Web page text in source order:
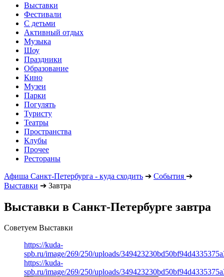
Выставки
Фестивали
С детьми
Активный отдых
Музыка
Шоу
Праздники
Образование
Кино
Музеи
Парки
Погулять
Туристу
Театры
Пространства
Клубы
Прочее
Рестораны
Афиша Санкт-Петербурга - куда сходить ➔ События ➔
Выставки ➔ Завтра
Выставки в Санкт-Петербурге завтра
Советуем Выставки
https://kuda-
spb.ru/image/269/250/uploads/
https://kuda-
spb.ru/image/269/250/uploads/